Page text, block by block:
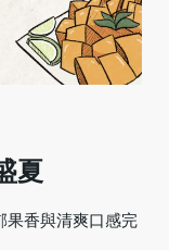
夏
果香與清爽口感完